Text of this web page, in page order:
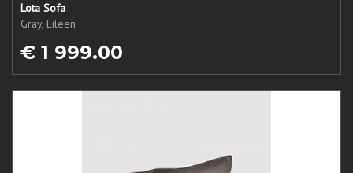
Lota Sofa
Gray, Eileen
€ 1 999.00